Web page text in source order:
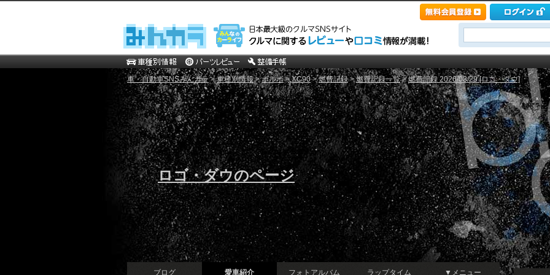
車・自動車SNSみんカラ>車種別情報>ボルボ>XC90>燃費記録>燃費記録一覧>燃費記録 2026/03/29 [ロゴ・ダウ]
ロゴ・ダウのページ
ブログ 愛車紹介 フォトアルバム ラップタイム ▼メニュー